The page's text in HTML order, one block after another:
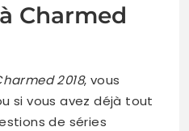
Charmed
2018, vous
si vous avez déjà tout
de séries